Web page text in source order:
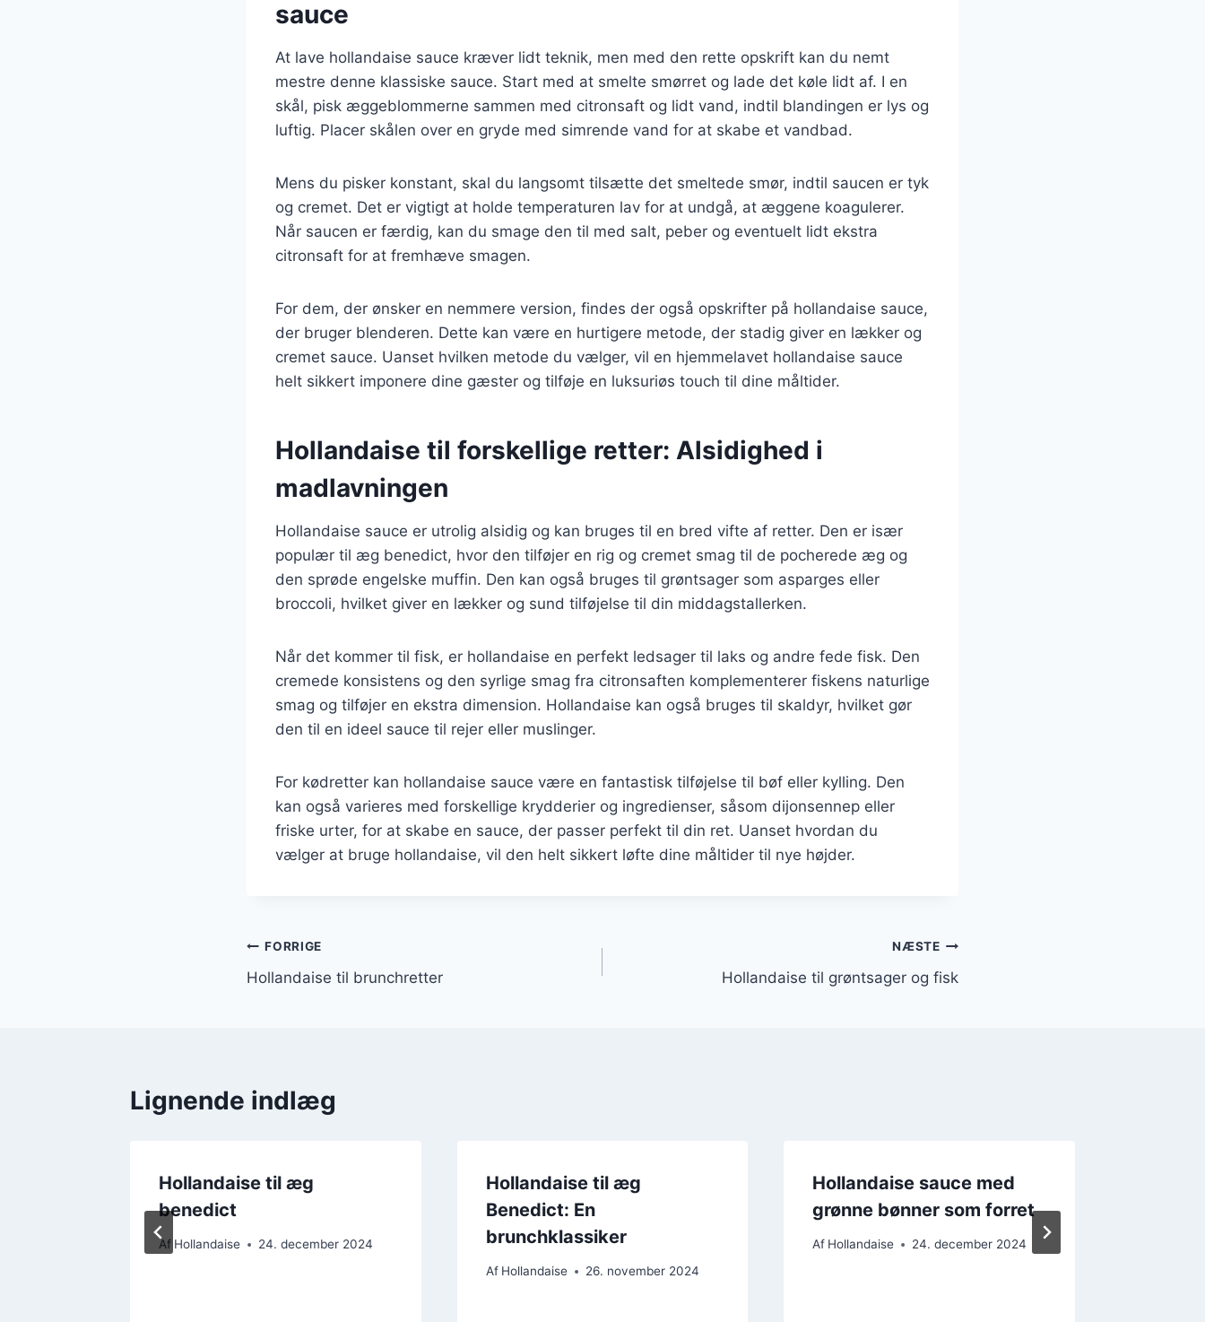
sauce
At lave hollandaise sauce kræver lidt teknik, men med den rette opskrift kan du nemt
mestre denne klassiske sauce. Start med at smelte smørret og lade det køle lidt af. I en
skål, pisk æggeblommerne sammen med citronsaft og lidt vand, indtil blandingen er lys og
luftig. Placer skålen over en gryde med simrende vand for at skabe et vandbad.
Mens du pisker konstant, skal du langsomt tilsætte det smeltede smør, indtil saucen er tyk
og cremet. Det er vigtigt at holde temperaturen lav for at undgå, at æggene koagulerer.
Når saucen er færdig, kan du smage den til med salt, peber og eventuelt lidt ekstra
citronsaft for at fremhæve smagen.
For dem, der ønsker en nemmere version, findes der også opskrifter på hollandaise sauce,
der bruger blenderen. Dette kan være en hurtigere metode, der stadig giver en lækker og
cremet sauce. Uanset hvilken metode du vælger, vil en hjemmelavet hollandaise sauce
helt sikkert imponere dine gæster og tilføje en luksuriøs touch til dine måltider.
Hollandaise til forskellige retter: Alsidighed i
madlavningen
Hollandaise sauce er utrolig alsidig og kan bruges til en bred vifte af retter. Den er især
populær til æg benedict, hvor den tilføjer en rig og cremet smag til de pocherede æg og
den sprøde engelske muffin. Den kan også bruges til grøntsager som asparges eller
broccoli, hvilket giver en lækker og sund tilføjelse til din middagstallerken.
Når det kommer til fisk, er hollandaise en perfekt ledsager til laks og andre fede fisk. Den
cremede konsistens og den syrlige smag fra citronsaften komplementerer fiskens naturlige
smag og tilføjer en ekstra dimension. Hollandaise kan også bruges til skaldyr, hvilket gør
den til en ideel sauce til rejer eller muslinger.
For kødretter kan hollandaise sauce være en fantastisk tilføjelse til bøf eller kylling. Den
kan også varieres med forskellige krydderier og ingredienser, såsom dijonsennep eller
friske urter, for at skabe en sauce, der passer perfekt til din ret. Uanset hvordan du
vælger at bruge hollandaise, vil den helt sikkert løfte dine måltider til nye højder.
Indlægsnavigation
FORRIGE
Hollandaise til brunchretter
NÆSTE
Hollandaise til grøntsager og fisk
Lignende indlæg
Hollandaise til æg
benedict
Af Hollandaise 24. december 2024
Hollandaise til æg
Benedict: En
brunchklassiker
Af Hollandaise 26. november 2024
Hollandaise sauce med
grønne bønner som forret
Af Hollandaise 24. december 2024